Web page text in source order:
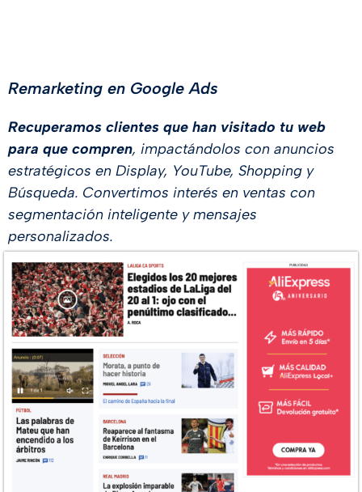
Remarketing en Google Ads
Recuperamos clientes que han visitado tu web
para que compren, impactándolos con anuncios
estratégicos en Display, YouTube, Shopping y
Búsqueda. Convertimos interés en ventas con
segmentación inteligente y mensajes
personalizados.